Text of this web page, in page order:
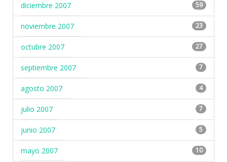
diciembre 2007 59
noviembre 2007 23
octubre 2007 27
septiembre 2007 7
agosto 2007 4
julio 2007 7
junio 2007 5
mayo 2007 10